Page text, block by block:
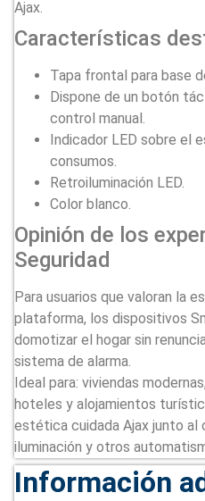
Ajax.
Características
Tapa frontal para base
Dispone de un botón
control manual.
Indicador LED sobre el
consumos.
Retroiluminación LED.
Color blanco.
Opinión de los
Seguridad
Para usuarios que valoran la
plataforma, los dispositivos
domotizar el hogar sin
sistema de alarma.
Ideal para: viviendas
hoteles y alojamientos
estética cuidada Ajax junto
iluminación y otros
Información